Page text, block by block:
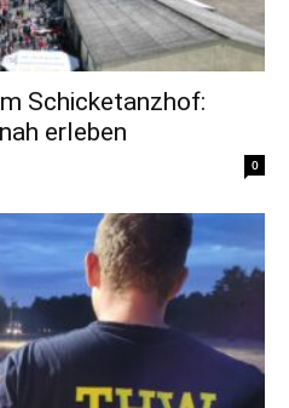
Schicketanzhof:
erleben
0